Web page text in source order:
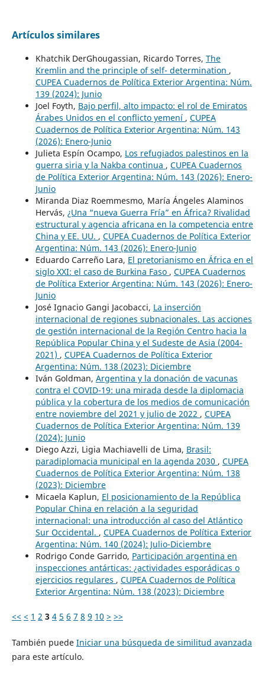
Artículos similares
Khatchik DerGhougassian, Ricardo Torres, The
Kremlin and the principle of self- determination ,
CUPEA Cuadernos de Política Exterior Argentina: Núm.
139 (2024): Junio
Joel Foyth, Bajo perfil, alto impacto: el rol de Emiratos
Árabes Unidos en el conflicto yemení , CUPEA
Cuadernos de Política Exterior Argentina: Núm. 143
(2026): Enero-Junio
Julieta Espín Ocampo, Los refugiados palestinos en la
guerra siria y la Nakba continua , CUPEA Cuadernos
de Política Exterior Argentina: Núm. 143 (2026): Enero-
Junio
Miranda Diaz Roemmesmo, María Ángeles Alaminos
Hervás, ¿Una “nueva Guerra Fría” en África? Rivalidad
estructural y agencia africana en la competencia entre
China y EE. UU. , CUPEA Cuadernos de Política Exterior
Argentina: Núm. 143 (2026): Enero-Junio
Eduardo Carreño Lara, El pretorianismo en África en el
siglo XXI: el caso de Burkina Faso , CUPEA Cuadernos
de Política Exterior Argentina: Núm. 143 (2026): Enero-
Junio
José Ignacio Gangi Jacobacci, La inserción
internacional de regiones subnacionales. Las acciones
de gestión internacional de la Región Centro hacia la
República Popular China y el Sudeste de Asia (2004-
2021) , CUPEA Cuadernos de Política Exterior
Argentina: Núm. 138 (2023): Diciembre
Iván Goldman, Argentina y la donación de vacunas
contra el COVID-19: una mirada desde la diplomacia
pública y la cobertura de los medios de comunicación
entre noviembre del 2021 y julio de 2022 , CUPEA
Cuadernos de Política Exterior Argentina: Núm. 139
(2024): Junio
Diego Azzi, Ligia Machiavelli de Lima, Brasil:
paradiplomacia municipal en la agenda 2030 , CUPEA
Cuadernos de Política Exterior Argentina: Núm. 138
(2023): Diciembre
Micaela Kaplun, El posicionamiento de la República
Popular China en relación a la seguridad
internacional: una introducción al caso del Atlántico
Sur Occidental. , CUPEA Cuadernos de Política Exterior
Argentina: Núm. 140 (2024): Julio-Diciembre
Rodrigo Conde Garrido, Participación argentina en
inspecciones antárticas: ¿actividades esporádicas o
ejercicios regulares , CUPEA Cuadernos de Política
Exterior Argentina: Núm. 138 (2023): Diciembre
<< < 1 2 3 4 5 6 7 8 9 10 > >>
También puede Iniciar una búsqueda de similitud avanzada
para este artículo.